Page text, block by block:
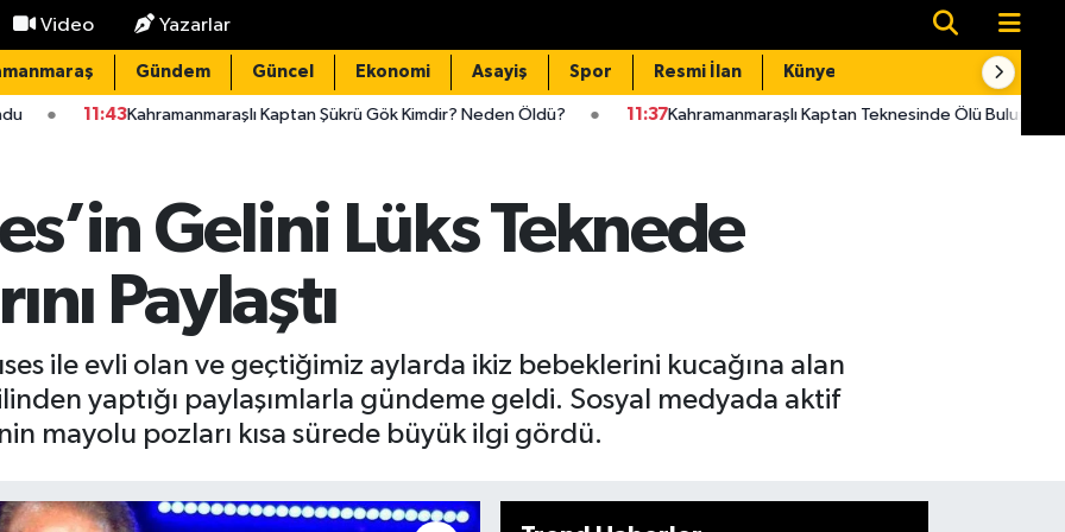
Video Yazarlar
Gündem Güncel Ekonomi Asayiş Spor Resmi İlan Künye
Kaptan Şükrü Gök Kimdir? Neden Öldü? 11:37Kahramanmaraşlı Kaptan Teknesinde Ölü Bulundu! 11:33
Gelini Lüks Teknede
Paylaştı
ile evli olan ve geçtiğimiz aylarda ikiz bebeklerini kucağına alan
yaptığı paylaşımlarla gündeme geldi. Sosyal medyada aktif
mayolu pozları kısa sürede büyük ilgi gördü.